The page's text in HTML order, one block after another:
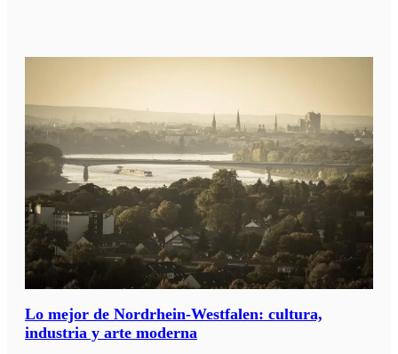
Lo mejor de Nordrhein-Westfalen: cultura,
industria y arte moderna